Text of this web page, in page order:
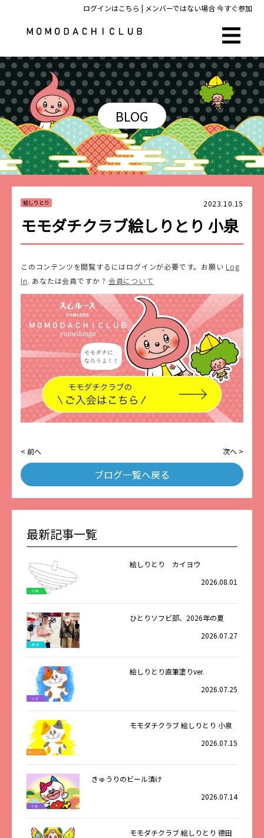
ログインはこちら | メンバーではない場合今すぐ参加
BLOG
絵しりとり 2023.10.15
モモダチクラブ絵しりとり 小泉
このコンテンツを閲覧するにはログインが必要です。お願いLog
In. あなたは会員ですか ? 会員について
< 前へ
ブログ一覧へ戻る
次へ >
最新記事一覧
絵しりとり カイヨウ
2026.08.01
ひとりソフビ部、2026年の夏
2026.07.27
絵しりとり直筆塗りver.
2026.07.25
モモダチクラブ 絵しりとり 小泉
2026.07.15
きゅうりのビール漬け
2026.07.14
モモダチクラブ 絵しりとり 德田